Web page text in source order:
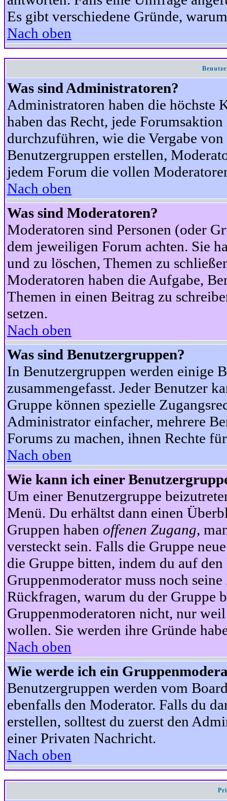
Es gibt verschiedene Gründe,
Nach oben
Was sind Administratoren?
Administratoren haben die höchste
haben das Recht, jede
durchzuführen, wie die Vergabe
Benutzergruppen erstellen,
jedem Forum die vollen
Nach oben
Was sind Moderatoren?
Moderatoren sind Personen (oder
dem jeweiligen Forum achten. Sie
und zu löschen, Themen zu
Moderatoren haben die Aufgabe,
Themen in einen Beitrag zu
setzen.
Nach oben
Was sind Benutzergruppen?
In Benutzergruppen werden einige
zusammengefasst. Jeder Benutzer
Gruppe können spezielle
Administrator einfacher, mehrere
Forums zu machen, ihnen Rechte
Nach oben
Wie kann ich einer
Um einer Benutzergruppe
Menü. Du erhältst dann einen
Gruppen haben offenen Zugang,
versteckt sein. Falls die Gruppe
die Gruppe bitten, indem du auf
Gruppenmoderator muss noch
Rückfragen, warum du der Gruppe
Gruppenmoderatoren nicht, nur
wollen. Sie werden ihre Gründe
Nach oben
Wie werde ich ein
Benutzergruppen werden vom
ebenfalls den Moderator. Falls du
erstellen, solltest du zuerst den
einer Privaten Nachricht.
Nach oben